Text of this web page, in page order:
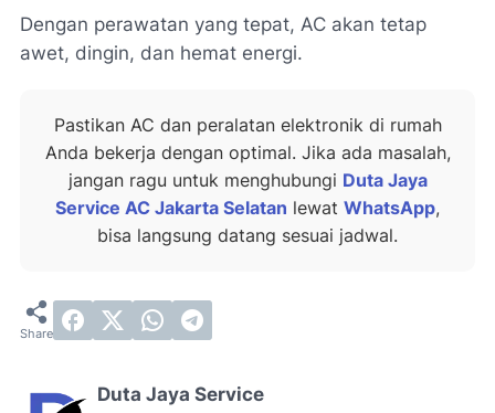
Dengan perawatan yang tepat, AC akan tetap
awet, dingin, dan hemat energi.
Pastikan AC dan peralatan elektronik di rumah
Anda bekerja dengan optimal. Jika ada masalah,
jangan ragu untuk menghubungi Duta Jaya
Service AC Jakarta Selatan lewat WhatsApp,
bisa langsung datang sesuai jadwal.
Duta Jaya Service